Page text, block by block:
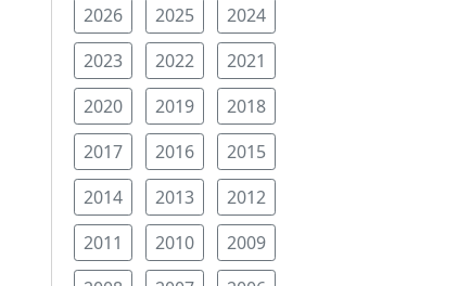
2026 2025
2024
2023
2022
2021
2020
2019
2018
2017
2016
2015
2014
2013
2012
2011
2010
2009